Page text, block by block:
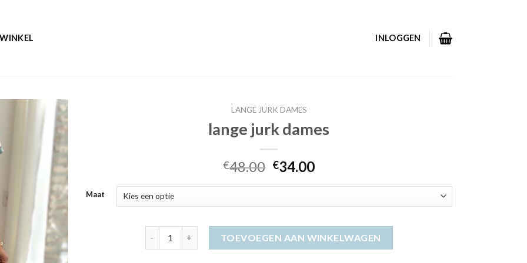
WINKEL INLOGGEN
LANGE JURK DAMES
lange jurk dames
€48.00 €34.00
Maat
TOEVOEGEN AAN WINKELWAGEN